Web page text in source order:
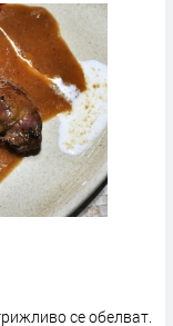
се обелват.